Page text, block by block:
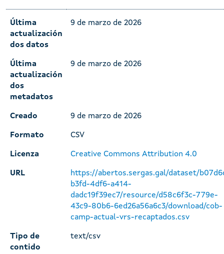
Última
actualización
dos datos
9 de marzo de 2026
Última
actualización
dos
metadatos
9 de marzo de 2026
Creado 9 de marzo de 2026
Formato CSV
Licenza Creative Commons Attribution 4.0
URL
https://abertos.sergas.gal/dataset/
b3fd-4df6-a414-
dadc19f39ec7/resource/d58c6f3c-779e-
43c9-80b6-6ed26a56a6c3/download/cob-
camp-actual-vrs-recaptados.csv
Tipo de
contido
text/csv